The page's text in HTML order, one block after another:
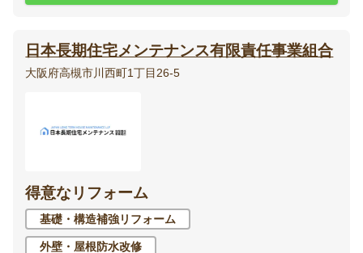
日本長期住宅メンテナンス有限責任事業組合
大阪府高槻市川西町1丁目26-5
得意なリフォーム
基礎・構造補強リフォーム
外壁・屋根防水改修